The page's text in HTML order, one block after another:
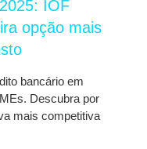
IOF
opção mais
bancário em
Descubra por
mais competitiva